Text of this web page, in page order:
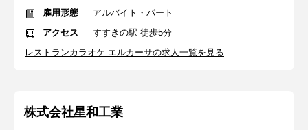
雇用形態
アルバイト・パート
アクセス
すすきの駅 徒歩5分
レストランカラオケ エルカーサの求人一覧を見る
株式会社星和工業